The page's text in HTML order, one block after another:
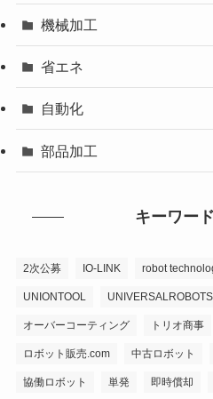
機械加工
省エネ
自動化
部品加工
キーワー
2次公募 IO-LINK robot
UNIONTOOL UNIVERSALROBOTS
オーバーコーティング トリオ商事
ロボット販売.com 中古ロボット
協働ロボット 単発 即時償却